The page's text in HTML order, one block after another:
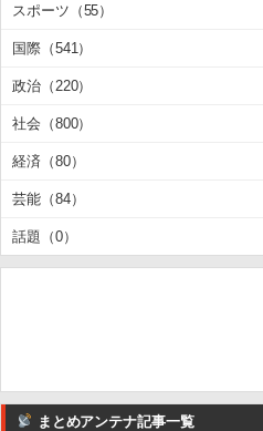
スポーツ（55）
国際（541）
政治（220）
社会（800）
経済（80）
芸能（84）
話題（0）
まとめアンテナ記事一覧